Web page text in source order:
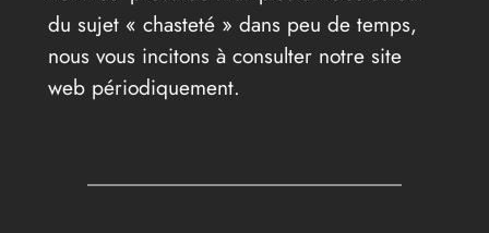
du sujet « chasteté » dans peu de temps,
nous vous incitons à consulter notre site
web périodiquement.